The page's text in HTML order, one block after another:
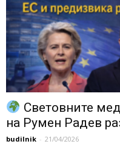
Световните
на Румен Радев
budilnik - 21/04/2026